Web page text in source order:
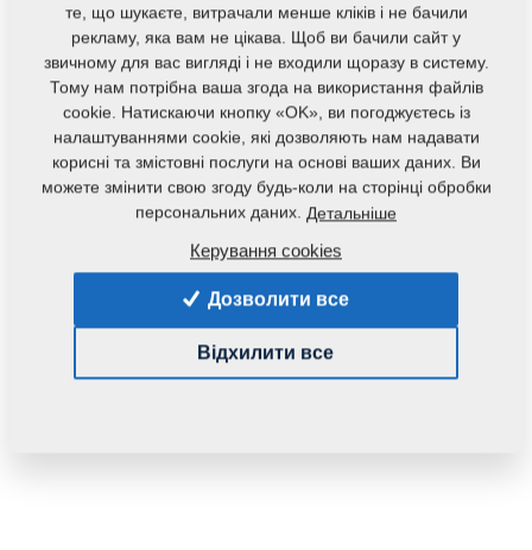
наступного обладнання:
те, що шукаєте, витрачали менше кліків і не бачили
рекламу, яка вам не цікава. Щоб ви бачили сайт у
звичному для вас вигляді і не входили щоразу в систему.
Тому нам потрібна ваша згода на використання файлів
cookie. Натискаючи кнопку «OK», ви погоджуєтесь із
налаштуваннями cookie, які дозволяють нам надавати
корисні та змістовні послуги на основі ваших даних. Ви
можете змінити свою згоду будь-коли на сторінці обробки
персональних даних. Детальніше
Керування cookies
Дозволити все
Відхилити все